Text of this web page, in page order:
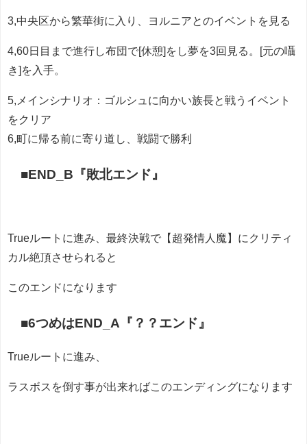
3,中央区から繁華街に入り、ヨルニアとのイベントを見る
4,60日目まで進行し布団で[休憩]をし夢を3回見る。[元の囁
き]を入手。
5,メインシナリオ：ゴルシュに向かい族長と戦うイベント
をクリア
6,町に帰る前に寄り道し、戦闘で勝利
■END_B『敗北エンド』
Trueルートに進み、最終決戦で【超発情人魔】にクリティ
カル絶頂させられると
このエンドになります
■6つめはEND_A『？？エンド』
Trueルートに進み、
ラスボスを倒す事が出来ればこのエンディングになります